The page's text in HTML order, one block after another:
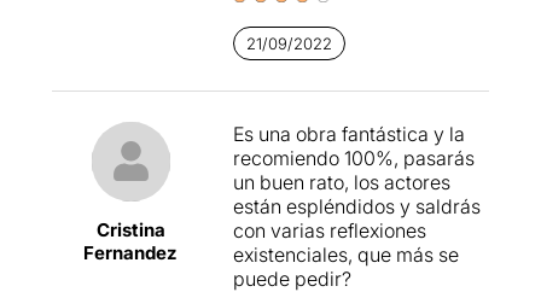
21/09/2022
Cristina
Fernandez
Es una obra fantástica y la
recomiendo 100%, pasarás
un buen rato, los actores
están espléndidos y saldrás
con varias reflexiones
existenciales, que más se
puede pedir?